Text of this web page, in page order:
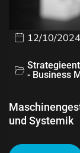
12/10/2024
- Business
und Systemik